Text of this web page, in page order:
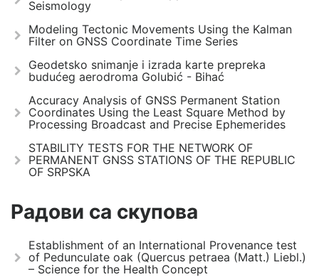
Seismology
Modeling Tectonic Movements Using the Kalman
Filter on GNSS Coordinate Time Series
Geodetsko snimanje i izrada karte prepreka
budućeg aerodroma Golubić - Bihać
Accuracy Analysis of GNSS Permanent Station
Coordinates Using the Least Square Method by
Processing Broadcast and Precise Ephemerides
STABILITY TESTS FOR THE NETWORK OF
PERMANENT GNSS STATIONS OF THE REPUBLIC
OF SRPSKA
Радови са скупова
Establishment of an International Provenance test
of Pedunculate oak (Quercus petraea (Matt.) Liebl.)
– Science for the Health Concept